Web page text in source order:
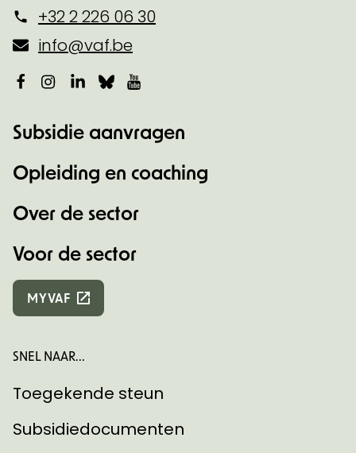
+32 2 226 06 30
info@vaf.be
Facebook
Instagram
LinkedIn
Bluesky
Subsidie aanvragen
Opleiding en coaching
Over de sector
Voor de sector
MYVAF
SNEL NAAR...
Toegekende steun
Subsidiedocumenten